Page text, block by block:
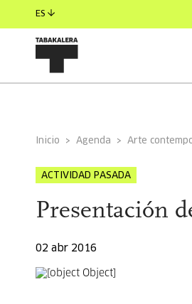
ES
Inicio Agenda Arte
ACTIVIDAD PASADA
Presentación
02 abr 2016